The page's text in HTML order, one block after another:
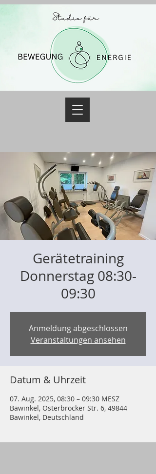
Gerätetraining
Donnerstag 08:30-
09:30
Anmeldung abgeschlossen
Veranstaltungen ansehen
Datum & Uhrzeit
07. Aug. 2025, 08:30 – 09:30 MESZ
Bawinkel, Osterbrocker Str. 6, 49844
Bawinkel, Deutschland